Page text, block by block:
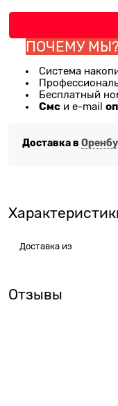
ПОЧЕМУ
Система
Бесплатный
Смс и e-mail
Доставка в
Доставка из
Отзывы